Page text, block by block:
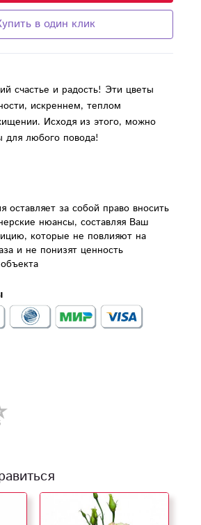
в один клик
счастье и радость! Эти цветы
искреннем, теплом
Исходя из этого, можно
для любого повода!
за собой право вносить
нюансы, составляя Ваш
которые не повлияют на
и не понизят ценность